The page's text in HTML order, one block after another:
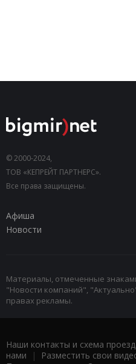
© 2000-2024,
ТОВ «КЕПРЕЙТ ПАРТНЕРС».
Все права защищены.
Афиша
Новости
Материалы, отмеченные
"Новости компаний",
правах рекламы.
Наши контакты и схема
нами | Разместить свои